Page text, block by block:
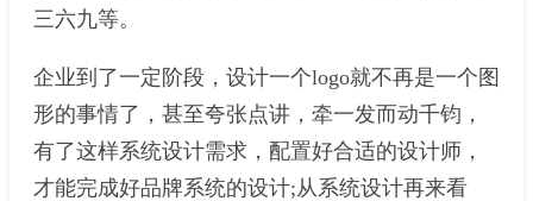
三六九等。
企业到了一定阶段，设计一个logo就不再是一个图
形的事情了，甚至夸张点讲，牵一发而动千钧，
有了这样系统设计需求，配置好合适的设计师，
才能完成好品牌系统的设计;从系统设计再来看